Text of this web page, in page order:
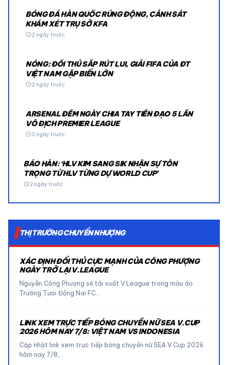
BÓNG ĐÁ HÀN QUỐC RÚNG ĐỘNG, CẢNH SÁT
KHÁM XÉT TRỤ SỞ KFA
schedule2 ngày trước
NÓNG: ĐỐI THỦ SẮP RÚT LUI, GIẢI FIFA CỦA ĐT
VIỆT NAM GẶP BIẾN LỚN
schedule2 ngày trước
ARSENAL ĐẾM NGÀY CHIA TAY TIỀN ĐẠO 5 LẦN
VÔ ĐỊCH PREMIER LEAGUE
schedule2 ngày trước
BÁO HÀN: ‘HLV KIM SANG SIK NHẬN SỰ TÔN
TRỌNG TỪ HLV TỪNG DỰ WORLD CUP’
schedule2 ngày trước
THỊ TRƯỜNG CHUYỂN NHƯỢNG
XÁC ĐỊNH ĐỐI THỦ CỰC MẠNH CỦA CÔNG PHƯỢNG
NGÀY TRỞ LẠI V.LEAGUE
Nguyễn Công Phượng sẽ tái xuất V.League trong màu áo
Trường Tươi Đồng Nai FC…
LINK XEM TRỰC TIẾP BÓNG CHUYỀN NỮ SEA V.CUP
2026 HÔM NAY 7/8: VIỆT NAM VS INDONESIA
Cập nhật link xem trực tiếp bóng chuyền nữ SEA V.Cup 2026
hôm nay 7/8,…